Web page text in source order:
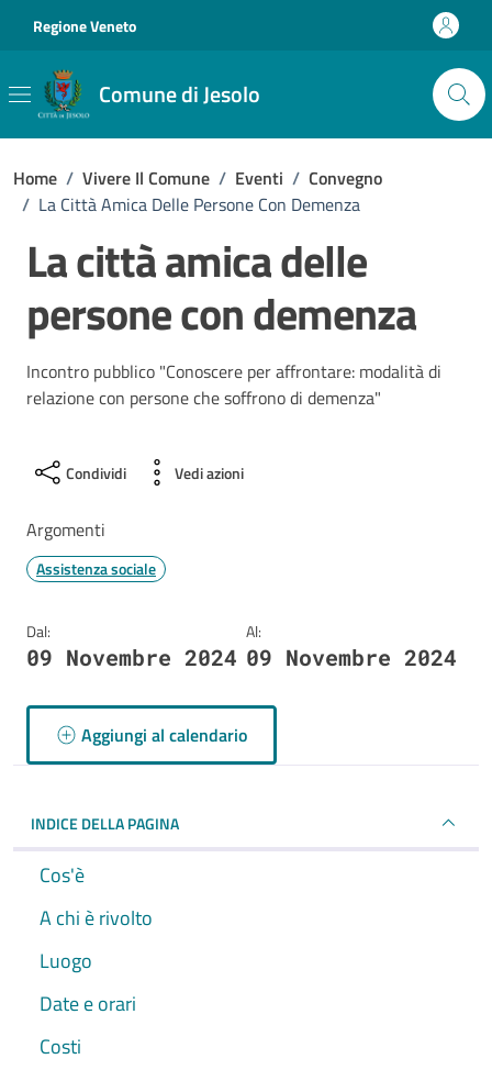
Regione Veneto
Comune di Jesolo
Home / Vivere Il Comune / Eventi / Convegno
/ La Città Amica Delle Persone Con Demenza
La città amica delle
persone con demenza
Incontro pubblico "Conoscere per affrontare: modalità di
relazione con persone che soffrono di demenza"
Condividi Vedi azioni
Argomenti
Assistenza sociale
Dal:
09 Novembre 2024
Al:
09 Novembre 2024
Aggiungi al calendario
INDICE DELLA PAGINA
Cos'è
A chi è rivolto
Luogo
Date e orari
Costi